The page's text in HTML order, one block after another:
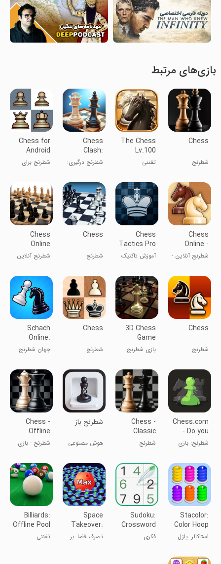
بازی‌های مرتبط
Chess
شطرنج
The Chess
Lv.100
(plus
تفننی
Chess
Clash:
Online &
Offline
شطرنج درگیری:
Chess for
Android
شطرنج برای
Chess
Online -
Clash of
Kings
شطرنج آنلاین -
Chess
Tactics Pro
(Puzzles)
آموزش تاکتیک
Chess
شطرنج
Chess
Online
شطرنج آنلاین
Chess
شطرنج
3D Chess
Game
بازی شطرنج
Chess
شطرنج
Schach
Online:
Chess
Universe
جهان شطرنج:
Chess.com
- Do you
miss us?
شطرنج: بازی
Chess -
Classic
Chess
Offline
شطرنج -
آفلاین
شطرنج باز
هوش مصنوعی
Chess -
Offline
Board
Game
شطرنج - بازی
Stacolor:
Color Hoop
Puzzle
استاکالر: پازل
Sudoku:
Crossword
Puzzle
Games
فکری
Space
Takeover:
Space
Games
تصرف فضا: بر
Billiards:
Offline Pool
Game
تفننی